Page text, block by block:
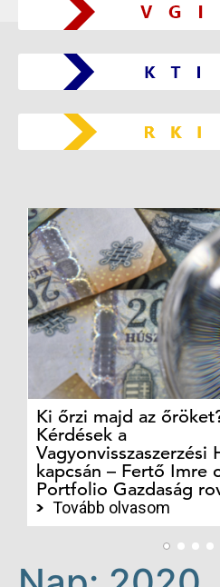
Ki őrzi majd az
Kérdések a
Vagyonvisszaszerzési
kapcsán – Fertő Imre
Portfolio Gazdaság
Tovább olvasom